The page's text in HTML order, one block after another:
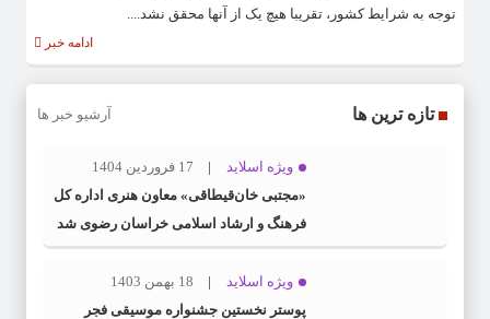
توجه به شرایط کشور، تقریبا هیچ یک از آنها محقق نشد....
ادامه خبر
تازه ترین ها آرشیو خبر ها
ویژه اسلاید
17 فروردین 1404
«مجتبی خان‌قیطاقی» معاون هنری اداره کل
فرهنگ و ارشاد اسلامی خراسان رضوی شد
ویژه اسلاید
18 بهمن 1403
پوستر نخستین جشنواره موسیقی فجر